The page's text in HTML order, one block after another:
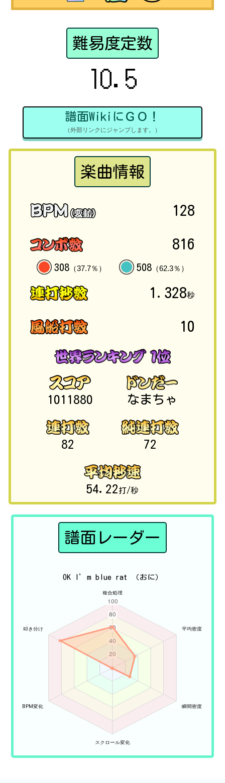
難易度定数
10.5
譜面WikiにＧＯ！
（外部リンクにジャンプします。）
楽曲情報
128
816
308 （37.7％） 508（62.3％）
1.328秒
10
1011880 なまちゃ
82 72
54.22打/秒
譜面レーダー